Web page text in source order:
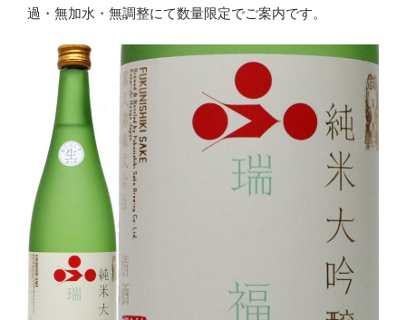
過・無加水・無調整にて数量限定でご案内です。